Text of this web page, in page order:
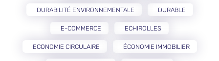
DURABILITÉ ENVIRONNEMENTALE DURABLE
E-COMMERCE ECHIROLLES
ECONOMIE CIRCULAIRE ÉCONOMIE IMMOBILIER